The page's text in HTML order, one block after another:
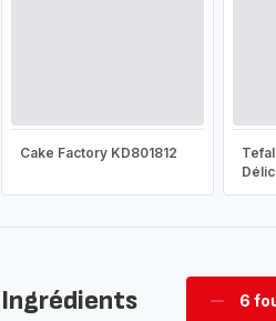
Cake Factory KD801812
Ingrédients 6